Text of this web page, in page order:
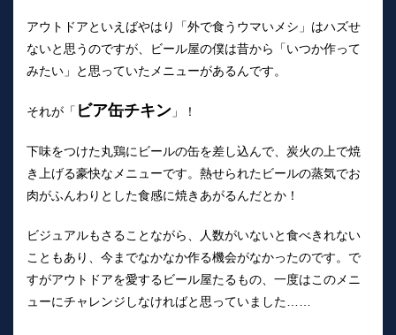
アウトドアといえばやはり「外で食うウマいメシ」はハズせ
ないと思うのですが、ビール屋の僕は昔から「いつか作って
みたい」と思っていたメニューがあるんです。
それが「 ビア缶チキン 」！
下味をつけた丸鶏にビールの缶を差し込んで、炭火の上で焼
き上げる豪快なメニューです。熱せられたビールの蒸気でお
肉がふんわりとした食感に焼きあがるんだとか！
ビジュアルもさることながら、人数がいないと食べきれない
こともあり、今までなかなか作る機会がなかったのです。で
すがアウトドアを愛するビール屋たるもの、一度はこのメニ
ューにチャレンジしなければと思っていました……